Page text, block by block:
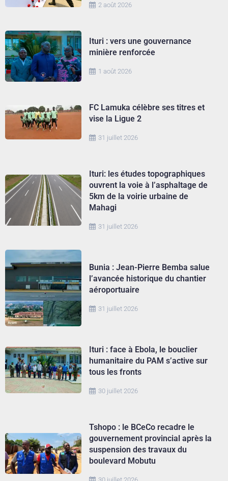
2 août 2026
1 août 2026
Ituri : vers une gouvernance
minière renforcée
31 juillet 2026
FC Lamuka célèbre ses titres et
vise la Ligue 2
31 juillet 2026
Ituri: les études topographiques
ouvrent la voie à l’asphaltage de
5km de la voirie urbaine de
Mahagi
31 juillet 2026
Bunia : Jean-Pierre Bemba salue
l’avancée historique du chantier
aéroportuaire
30 juillet 2026
Ituri : face à Ebola, le bouclier
humanitaire du PAM s’active sur
tous les fronts
Tshopo : le BCeCo recadre le
gouvernement provincial après la
suspension des travaux du
boulevard Mobutu